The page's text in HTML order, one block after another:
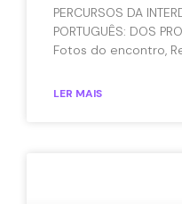
PERCURSOS DA
PORTUGUÊS: DOS
Fotos do encontro,
LER MAIS